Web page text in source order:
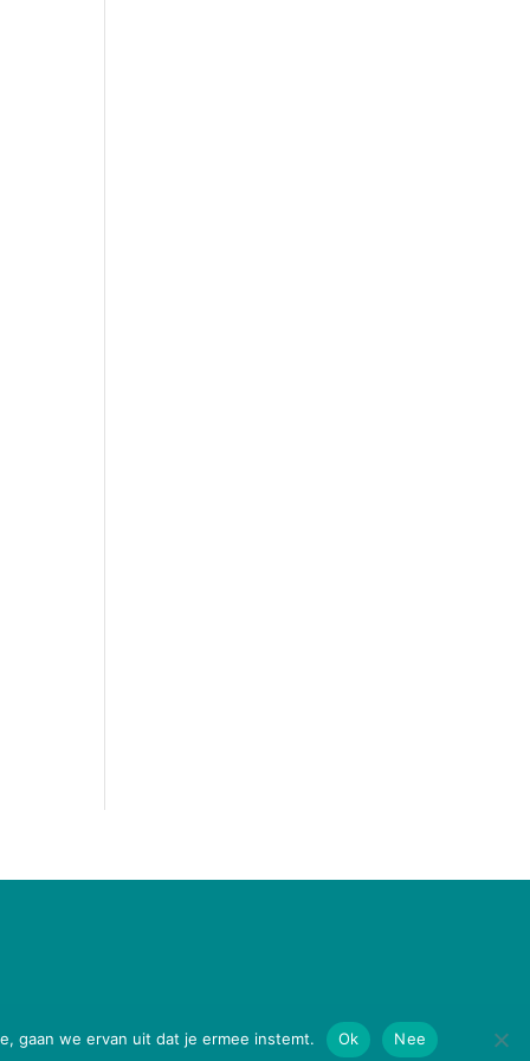
gaan we ervan uit dat je ermee instemt. Ok Nee